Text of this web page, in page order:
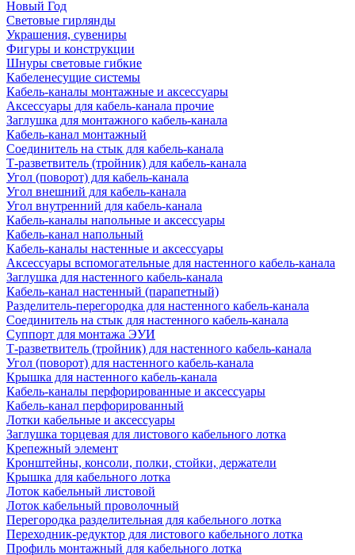
Новый Год
Световые гирлянды
Украшения, сувениры
Фигуры и конструкции
Шнуры световые гибкие
Кабеленесущие системы
Кабель-каналы монтажные и аксессуары
Аксессуары для кабель-канала прочие
Заглушка для монтажного кабель-канала
Кабель-канал монтажный
Соединитель на стык для кабель-канала
Т-разветвитель (тройник) для кабель-канала
Угол (поворот) для кабель-канала
Угол внешний для кабель-канала
Угол внутренний для кабель-канала
Кабель-каналы напольные и аксессуары
Кабель-канал напольный
Кабель-каналы настенные и аксессуары
Аксессуары вспомогательные для настенного кабель-канала
Заглушка для настенного кабель-канала
Кабель-канал настенный (парапетный)
Разделитель-перегородка для настенного кабель-канала
Соединитель на стык для настенного кабель-канала
Суппорт для монтажа ЭУИ
Т-разветвитель (тройник) для настенного кабель-канала
Угол (поворот) для настенного кабель-канала
Крышка для настенного кабель-канала
Кабель-каналы перфорированные и аксессуары
Кабель-канал перфорированный
Лотки кабельные и аксессуары
Заглушка торцевая для листового кабельного лотка
Крепежный элемент
Кронштейны, консоли, полки, стойки, держатели
Крышка для кабельного лотка
Лоток кабельный листовой
Лоток кабельный проволочный
Перегородка разделительная для кабельного лотка
Переходник-редуктор для листового кабельного лотка
Профиль монтажный для кабельного лотка